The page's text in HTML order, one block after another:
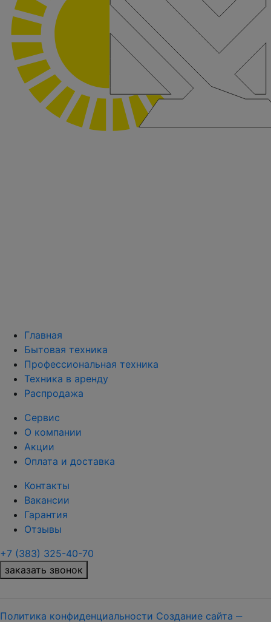
Главная
Бытовая техника
Профессиональная техника
Техника в аренду
Распродажа
Сервис
О компании
Акции
Оплата и доставка
Контакты
Вакансии
Гарантия
Отзывы
+7 (383) 325-40-70
заказать звонок
Политика конфиденциальности Создание сайта ‒